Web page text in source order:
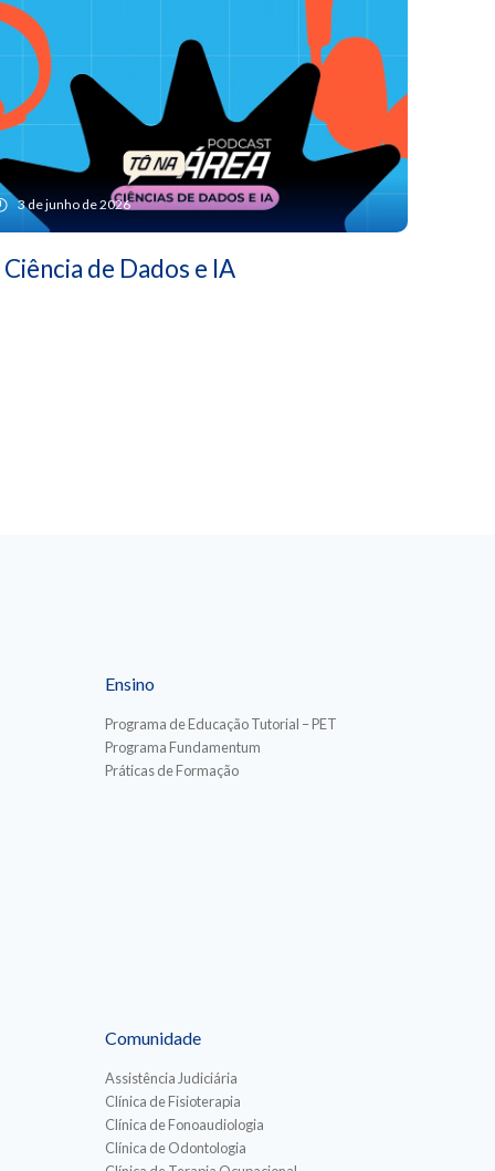
3 de junho de 2026
Ciência de Dados e IA
Ensino
Programa de Educação Tutorial – PET
Programa Fundamentum
Práticas de Formação
Comunidade
Assistência Judiciária
Clínica de Fisioterapia
Clínica de Fonoaudiologia
Clínica de Odontologia